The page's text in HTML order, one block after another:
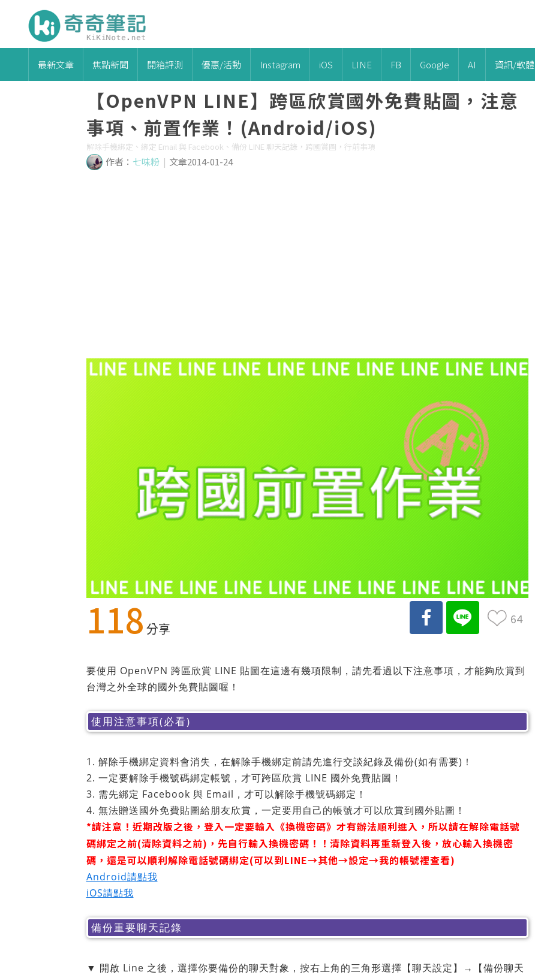
最新文章 焦點新聞 開箱評測 優惠/活動 Instagram iOS LINE FB Google AI 資訊/軟體
【OpenVPN LINE】跨區欣賞國外免費貼圖，注意
事項、前置作業！(Android/iOS)
解除手機綁定、綁定 Email 與 Facebook、備份 LINE 聊天記錄，跨國賞圖，行前事項
作者： 七味粉 | 文章2014-01-24
118 分享
64
要使用 OpenVPN 跨區欣賞 LINE 貼圖在這邊有幾項限制，請先看過以下注意事項，才能夠欣賞到
台灣之外全球的國外免費貼圖喔！
使用注意事項(必看)
1. 解除手機綁定資料會消失，在解除手機綁定前請先進行交談紀錄及備份(如有需要)！
2. 一定要解除手機號碼綁定帳號，才可跨區欣賞 LINE 國外免費貼圖！
3. 需先綁定 Facebook 與 Email，才可以解除手機號碼綁定！
4. 無法贈送國外免費貼圖給朋友欣賞，一定要用自己的帳號才可以欣賞到國外貼圖！
*請注意！近期改版之後，登入一定要輸入《換機密碼》才有辦法順利進入，所以請在解除電話號
碼綁定之前(清除資料之前)，先自行輸入換機密碼！！清除資料再重新登入後，放心輸入換機密
碼，還是可以順利解除電話號碼綁定(可以到LINE→其他→設定→我的帳號裡查看)
Android請點我
iOS請點我
備份重要聊天記錄
▼ 開啟 Line 之後，選擇你要備份的聊天對象，按右上角的三角形選擇【聊天設定】→【備份聊天